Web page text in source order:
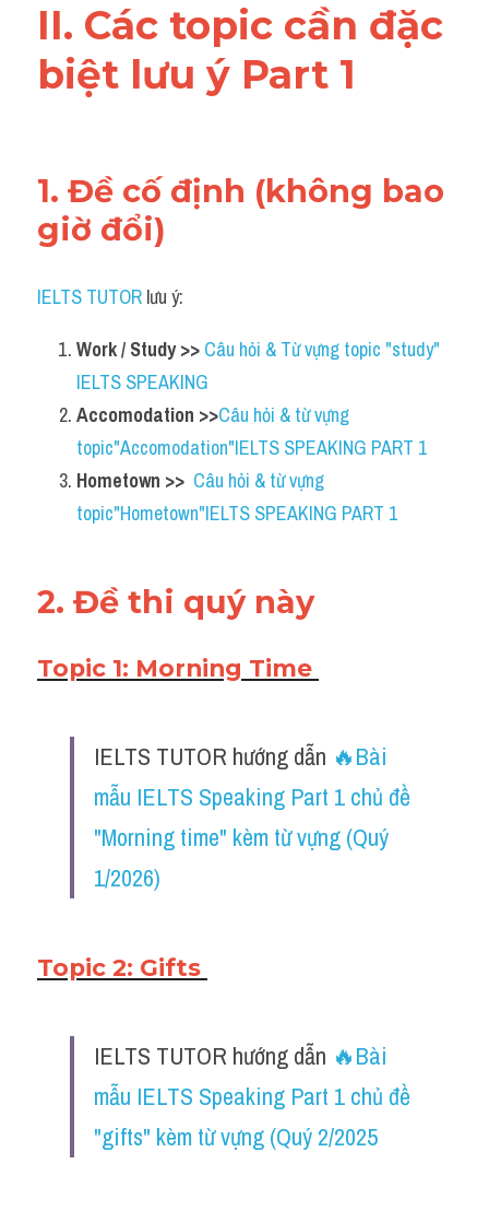
Report đề thi thật IELTS GENERAL
Đề thi thật Task 1
Cách dùng từ
Từ vựng theo tiền tố
Task 1
Ngân hàng đề thi máy
Phân biệt từ
Report đề thi thật IELTS
Đề thi thật Task 2
Writing
Reading
Homepage
II. Các topic cần đặc
biệt lưu ý Part 1
1. Đề cố định (không bao
giờ đổi)
IELTS TUTOR lưu ý:
Work / Study >> Câu hỏi & Từ vựng topic "study"
IELTS SPEAKING
Accomodation >>Câu hỏi & từ vựng
topic"Accomodation"IELTS SPEAKING PART 1
Hometown >> Câu hỏi & từ vựng
topic"Hometown"IELTS SPEAKING PART 1
2. Đề thi quý này
Topic 1: Morning Time
IELTS TUTOR hướng dẫn ​ 🔥Bài
mẫu IELTS Speaking Part 1 chủ đề
"Morning time" kèm từ vựng (Quý
1/2026)
Topic 2: Gifts
IELTS TUTOR hướng dẫn ​ 🔥Bài
mẫu IELTS Speaking Part 1 chủ đề
"gifts" kèm từ vựng (Quý 2/2025